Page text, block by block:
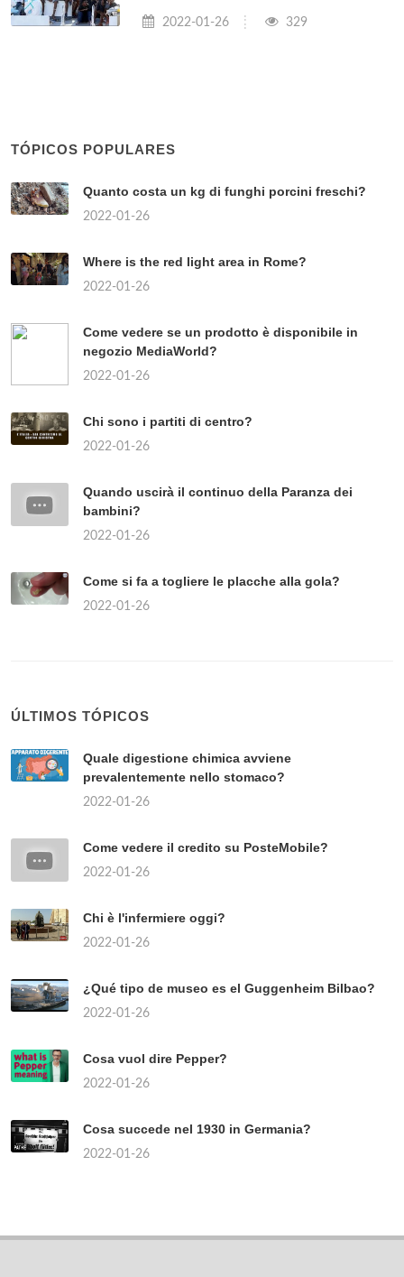
2022-01-26 329
TÓPICOS POPULARES
Quanto costa un kg di funghi porcini freschi?
2022-01-26
Where is the red light area in Rome?
2022-01-26
Come vedere se un prodotto è disponibile in
negozio MediaWorld?
2022-01-26
Chi sono i partiti di centro?
2022-01-26
Quando uscirà il continuo della Paranza dei
bambini?
2022-01-26
Come si fa a togliere le placche alla gola?
2022-01-26
ÚLTIMOS TÓPICOS
Quale digestione chimica avviene
prevalentemente nello stomaco?
2022-01-26
Come vedere il credito su PosteMobile?
2022-01-26
Chi è l'infermiere oggi?
2022-01-26
¿Qué tipo de museo es el Guggenheim Bilbao?
2022-01-26
Cosa vuol dire Pepper?
2022-01-26
Cosa succede nel 1930 in Germania?
2022-01-26